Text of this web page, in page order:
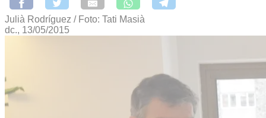
Julià Rodríguez / Foto: Tati Masià
dc., 13/05/2015